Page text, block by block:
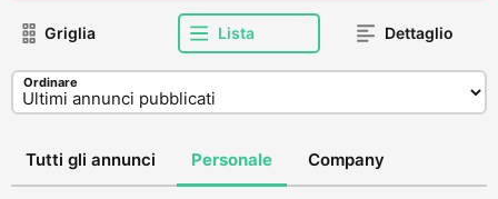
Griglia Lista Dettaglio
Ordinare
Tutti gli annunci Personale Company